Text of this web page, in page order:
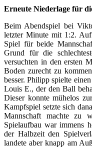
Erneute Niederlage für
Beim Abendspiel bei
letzter Minute mit 1:2. Auf
Spiel für beide
Grund für die
versuchten in den ersten
Boden zurecht zu
besser. Philipp spielte
Louis E., der den Ball
Dieser konnte mühelos
Kampfspiel setzte sich
Mannschaft machte zu
Spielaufbau war immens
der Halbzeit den
landete aber knapp am